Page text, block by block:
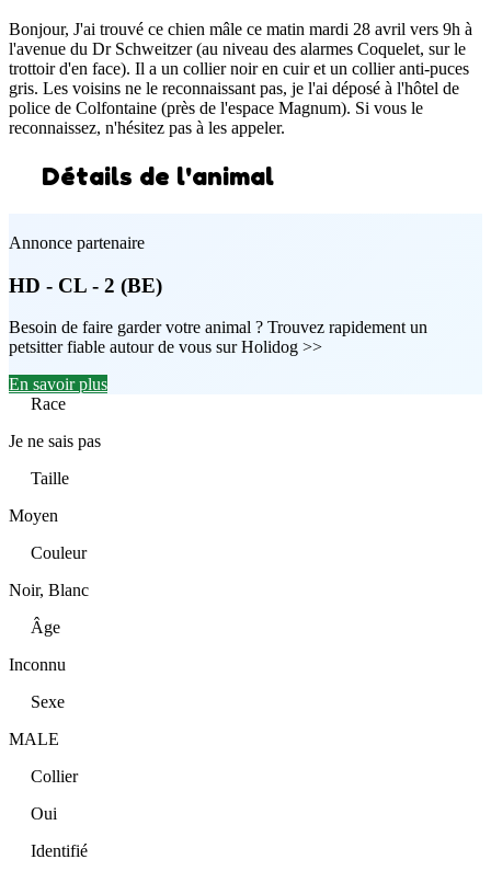
Bonjour, J'ai trouvé ce chien mâle ce matin mardi 28 avril vers 9h à
l'avenue du Dr Schweitzer (au niveau des alarmes Coquelet, sur le
trottoir d'en face). Il a un collier noir en cuir et un collier anti-puces
gris. Les voisins ne le reconnaissant pas, je l'ai déposé à l'hôtel de
police de Colfontaine (près de l'espace Magnum). Si vous le
reconnaissez, n'hésitez pas à les appeler.
Détails de l'animal
Annonce partenaire
HD - CL - 2 (BE)
Besoin de faire garder votre animal ? Trouvez rapidement un
petsitter fiable autour de vous sur Holidog >>
En savoir plus
Race
Je ne sais pas
Taille
Moyen
Couleur
Noir, Blanc
Âge
Inconnu
Sexe
MALE
Collier
Oui
Identifié